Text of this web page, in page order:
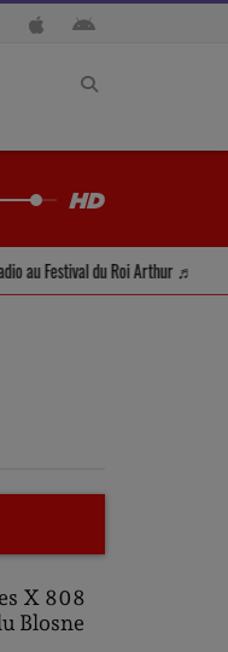
radio au Festival du Roi Arthur
X 808
Blosne